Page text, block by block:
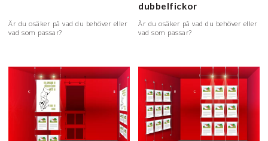
Är du osäker på vad du behöver eller
vad som passar?
dubbelfickor
Är du osäker på vad du behöver eller
vad som passar?